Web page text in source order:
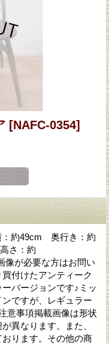
[NAFC-0354]
：約49cm 奥行き：約
さ：約
像が必要な方はお問い
付けたアンティーク
バージョンです♪ミッ
ですが、レギュラー
意事項掲載画像は形状
異なります。また、
ります。その他の商